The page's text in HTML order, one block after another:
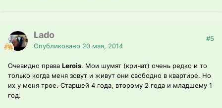
Lado
Опубликовано 20 мая, 2014
#5
Очевидно права Lerois. Мои шумят (кричат) очень редко и то
только когда меня зовут и живут они свободно в квартире. Но
их у меня трое. Старшей 4 года, второму 2 года и младшему 1
год.